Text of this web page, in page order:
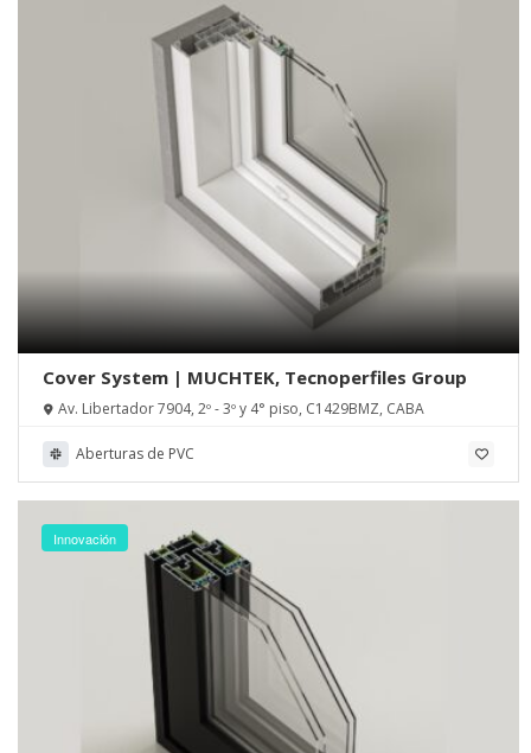
Cover System | MUCHTEK, Tecnoperfiles Group
Av. Libertador 7904, 2º - 3º y 4° piso, C1429BMZ, CABA
Aberturas de PVC
Innovación